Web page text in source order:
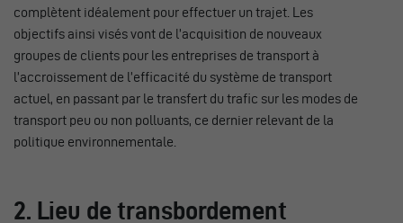
complètent idéalement pour effectuer un trajet. Les
objectifs ainsi visés vont de l’acquisition de nouveaux
groupes de clients pour les entreprises de transport à
l’accroissement de l’efficacité du système de transport
actuel, en passant par le transfert du trafic sur les modes de
transport peu ou non polluants, ce dernier relevant de la
politique environnementale.
2. Lieu de transbordement